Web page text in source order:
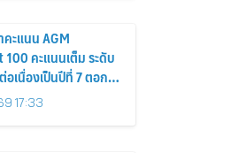
คะแนน AGM
คะแนนเต็ม ระดับ
อเนื่องเป็นปีที่ 7 ตอกย้ำ
รกิจตามหลักธรรมาภิ
สร้างความเชื่อมั่นผู้
17:33